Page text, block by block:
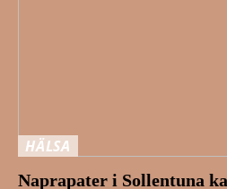
HÄLSA
Naprapater i Sollentuna